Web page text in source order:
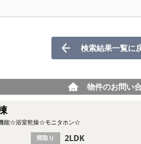
検索結果一覧に
物件のお問い
能☆浴室乾燥☆モニタホン☆
間取り 2LDK